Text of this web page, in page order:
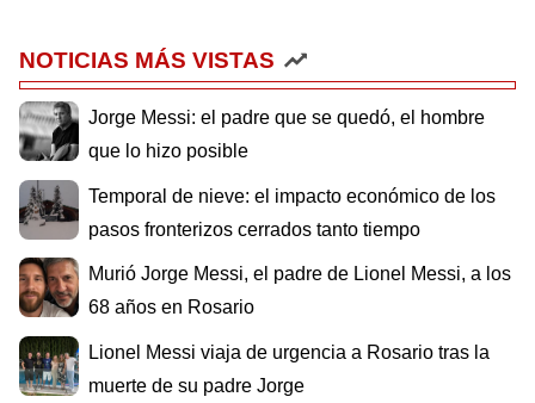
NOTICIAS MÁS VISTAS
Jorge Messi: el padre que se quedó, el hombre
que lo hizo posible
Temporal de nieve: el impacto económico de los
pasos fronterizos cerrados tanto tiempo
Murió Jorge Messi, el padre de Lionel Messi, a los
68 años en Rosario
Lionel Messi viaja de urgencia a Rosario tras la
muerte de su padre Jorge